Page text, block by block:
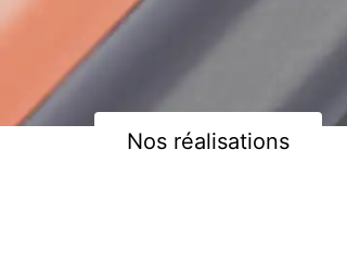
Nos réalisations